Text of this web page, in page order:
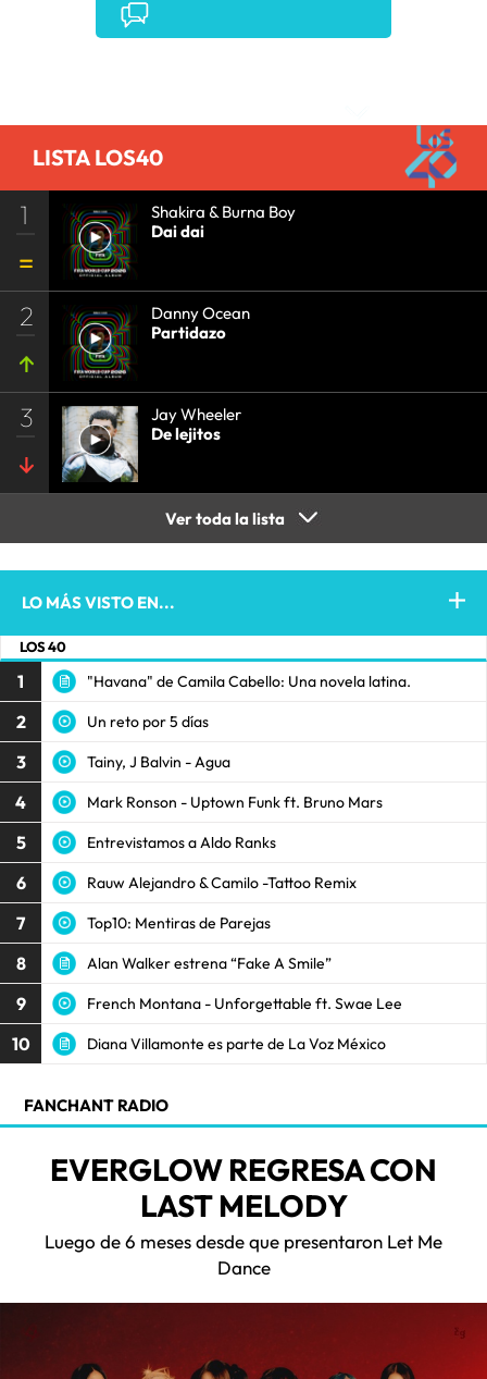
LISTA LOS40
1
Shakira & Burna Boy
Dai dai
2
Danny Ocean
Partidazo
3
Jay Wheeler
De lejitos
Ver toda la lista
LO MÁS VISTO EN...
LOS 40
1 "Havana" de Camila Cabello: Una novela latina.
2 Un reto por 5 días
3 Tainy, J Balvin - Agua
4 Mark Ronson - Uptown Funk ft. Bruno Mars
5 Entrevistamos a Aldo Ranks
6 Rauw Alejandro & Camilo -Tattoo Remix
7 Top10: Mentiras de Parejas
8 Alan Walker estrena “Fake A Smile”
9 French Montana - Unforgettable ft. Swae Lee
10 Diana Villamonte es parte de La Voz México
FANCHANT RADIO
EVERGLOW REGRESA CON
LAST MELODY
Luego de 6 meses desde que presentaron Let Me
Dance